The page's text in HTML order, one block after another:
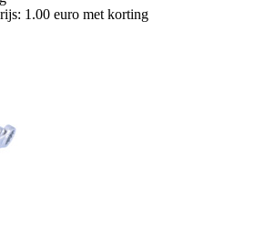
1.00 euro met korting